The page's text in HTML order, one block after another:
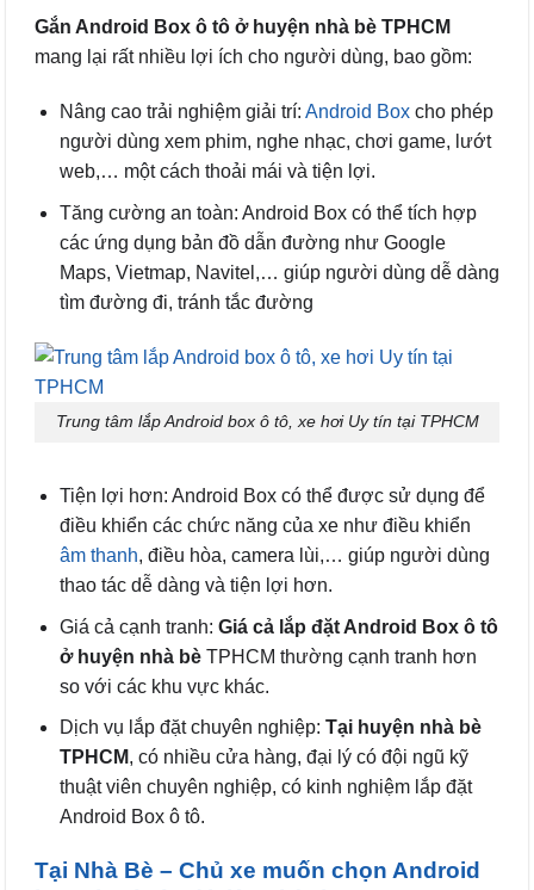
Gắn Android Box ô tô ở huyện nhà bè TPHCM
mang lại rất nhiều lợi ích cho người dùng, bao gồm:
Nâng cao trải nghiệm giải trí: Android Boxcho phép
người dùng xem phim, nghe nhạc, chơi game, lướt
web,… một cách thoải mái và tiện lợi.
Tăng cường an toàn: Android Box có thể tích hợp
các ứng dụng bản đồ dẫn đường như Google
Maps, Vietmap, Navitel,… giúp người dùng dễ dàng
tìm đường đi, tránh tắc đường
Trung tâm lắp Android box ô tô, xe hơi Uy tín tại TPHCM
Tiện lợi hơn: Android Box có thể được sử dụng để
điều khiển các chức năng của xe như điều khiển
âm thanh, điều hòa, camera lùi,… giúp người dùng
thao tác dễ dàng và tiện lợi hơn.
Giá cả cạnh tranh: Giá cả lắp đặt Android Box ô tô
ở huyện nhà bèTPHCM thường cạnh tranh hơn
so với các khu vực khác.
Dịch vụ lắp đặt chuyên nghiệp: Tại huyện nhà bè
TPHCM, có nhiều cửa hàng, đại lý có đội ngũ kỹ
thuật viên chuyên nghiệp, có kinh nghiệm lắp đặt
Android Box ô tô.
Tại Nhà Bè – Chủ xe muốn chọn Android